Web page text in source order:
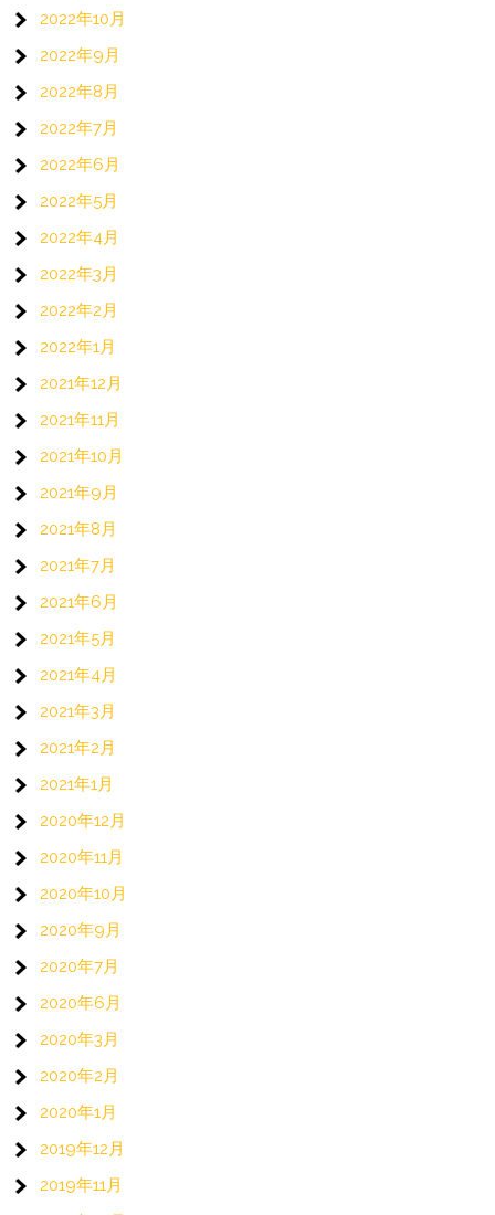
2022年10月
2022年9月
2022年8月
2022年7月
2022年6月
2022年5月
2022年4月
2022年3月
2022年2月
2022年1月
2021年12月
2021年11月
2021年10月
2021年9月
2021年8月
2021年7月
2021年6月
2021年5月
2021年4月
2021年3月
2021年2月
2021年1月
2020年12月
2020年11月
2020年10月
2020年9月
2020年7月
2020年6月
2020年3月
2020年2月
2020年1月
2019年12月
2019年11月